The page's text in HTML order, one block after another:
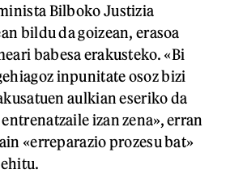
Bilboko Justizia
bildu da goizean, erasoa
babesa erakusteko. «Bi
inpunitate osoz bizi
aulkian eseriko da
izan zena», erran
«erreparazio prozesu bat»